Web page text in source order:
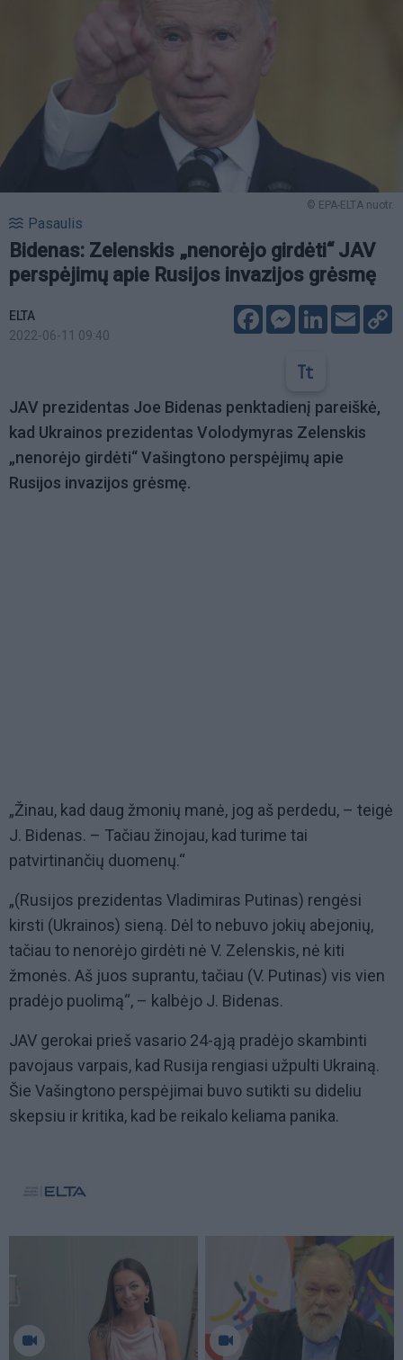
© EPA-ELTA nuotr.
Pasaulis
Bidenas: Zelenskis „nenorėjo girdėti“ JAV
perspėjimų apie Rusijos invazijos grėsmę
ELTA
2022-06-11 09:40
FacebookMessenger
LinkedIn
Email
JAV prezidentas Joe Bidenas penktadienį pareiškė,
kad Ukrainos prezidentas Volodymyras Zelenskis
„nenorėjo girdėti“ Vašingtono perspėjimų apie
Rusijos invazijos grėsmę.
„Žinau, kad daug žmonių manė, jog aš perdedu, – teigė
J. Bidenas. – Tačiau žinojau, kad turime tai
patvirtinančių duomenų.“
„(Rusijos prezidentas Vladimiras Putinas) rengėsi
kirsti (Ukrainos) sieną. Dėl to nebuvo jokių abejonių,
tačiau to nenorėjo girdėti nė V. Zelenskis, nė kiti
žmonės. Aš juos suprantu, tačiau (V. Putinas) vis vien
pradėjo puolimą“, – kalbėjo J. Bidenas.
JAV gerokai prieš vasario 24-ąją pradėjo skambinti
pavojaus varpais, kad Rusija rengiasi užpulti Ukrainą.
Šie Vašingtono perspėjimai buvo sutikti su dideliu
skepsiu ir kritika, kad be reikalo keliama panika.